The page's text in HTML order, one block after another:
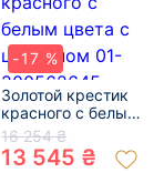
-17 %
Золотой крестик
красного с белым
цвета с цирконом
01-200562645
16 254 ₴
13 545 ₴